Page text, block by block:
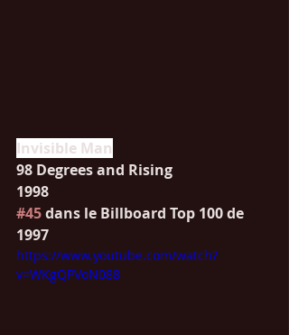
Invisible Man
98 Degrees and Rising
1998
#45 dans le Billboard Top 100 de
1997
https://www.youtube.com/watch?
v=WKgQPVoN088